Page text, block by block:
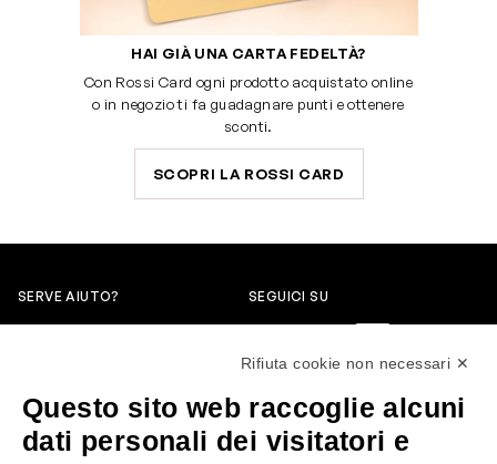
HAI GIÀ UNA CARTA FEDELTÀ?
Con Rossi Card ogni prodotto acquistato online
o in negozio ti fa guadagnare punti e ottenere
sconti.
SCOPRI LA ROSSI CARD
SERVE AIUTO?
servizioclienti@rossiprofumi.it
SEGUICI SU
Rifiuta cookie non necessari ✕
Questo sito web raccoglie alcuni
dati personali dei visitatori e